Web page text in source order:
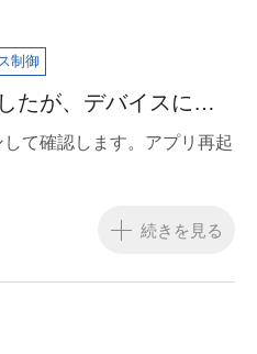
制御
たが、デバイスに繋
て確認します。アプリ再起
BLE機能確認ください。
続きを見る